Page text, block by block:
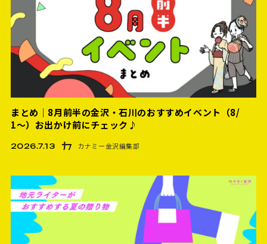
まとめ｜8月前半の金沢・石川のおすすめイベント（8/
1〜）お出かけ前にチェック♪
2026.7.13 カナミー金沢編集部